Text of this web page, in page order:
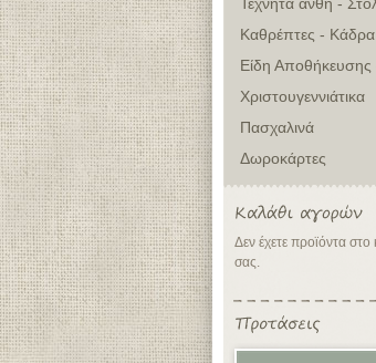
Καθρέπτες - Κάδρα
Είδη Αποθήκευσης
Χριστουγεννιάτικα
Πασχαλινά
Δωροκάρτες
Δεν έχετε προϊόντα
σας.